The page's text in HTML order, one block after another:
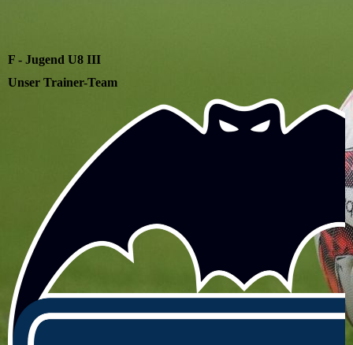
F - Jugend U8 III
Unser Trainer-Team